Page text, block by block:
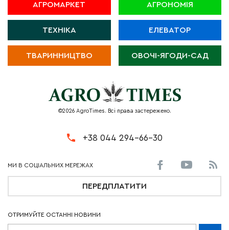
АГРОМАРКЕТ АГРОНОМІЯ
ТЕХНІКА ЕЛЕВАТОР
ТВАРИННИЦТВО ОВОЧІ-ЯГОДИ-САД
©2026 AgroTimes. Всі права застережено.
+38 044 294-66-30
ПЕРЕДПЛАТИТИ
ОТРИМУЙТЕ ОСТАННІ НОВИНИ